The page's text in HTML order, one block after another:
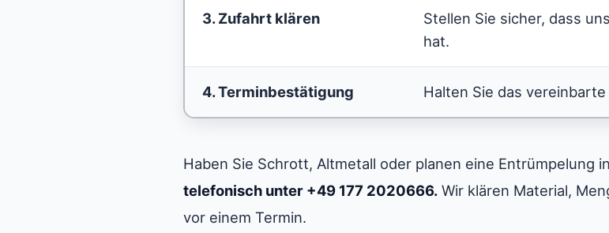
3. Zufahrt klären
Stellen Sie sicher, dass
hat.
4. Terminbestätigung Halten Sie das
Haben Sie Schrott, Altmetall oder planen eine Entrümpelung
telefonisch unter +49 177 2020666. Wir klären Material,
vor einem Termin.